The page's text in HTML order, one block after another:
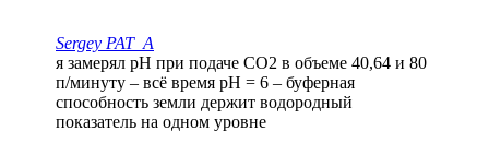
Sergey PAT_A
я замерял pH при подаче CO2 в объеме 40,64 и 80
п/минуту – всё время pH = 6 – буферная
способность земли держит водородный
показатель на одном уровне